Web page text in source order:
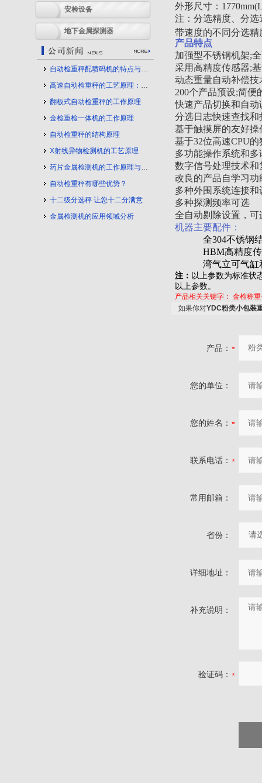
安检设备
地下金属探测器
自动检重秤配喷码机的特点与应用
高速自动检重秤的工艺原理：守护产品质量的幕后力量
翻板式自动检重秤的工作原理
金检重检一体机的工作原理
自动检重秤的结构原理
X射线异物检测机的工艺原理
药片金属检测机的工作原理与工艺流程
自动检重秤有哪些优势？
十二级分选秤 让您十二分满意
金属检测机的应用领域分析
外形尺寸：
注：分选精度、分
带速度的不同分选
产品特点
加强型不锈钢机架;
采用高精度传感器;
动态重量自动补偿
200个产品预设;简便
快速产品切换和自
分选日志快速查找和
基于触摸屏的友好操
基于32位高速CPU
多功能操作系统和多
数字信号处理技术
改良的产品自学习功
多种外围系统连接和
多种探测频率可选
全自动剔除设置，
机器主要配件：
全304不锈钢
HBM高精度
湾气立可气
注： 以上参数为标准状
以上参数。
产品相关关键字：金检称
如果你对YDC粉类小包装
产品：
您的单位：
您的姓名：
联系电话：
常用邮箱：
省份：
详细地址：
补充说明：
验证码：